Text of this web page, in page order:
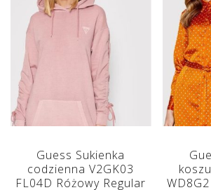
Guess Sukienka
codzienna V2GK03
FL04D Różowy Regular